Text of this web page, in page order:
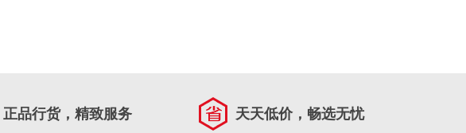
正品行货，精致服务 天天低价，畅选无忧